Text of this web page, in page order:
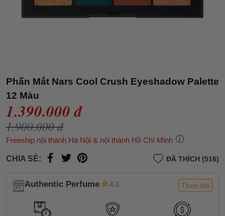
Phấn Mắt Nars Cool Crush Eyeshadow Palette
12 Màu
1.390.000 đ
1.900.000 đ
Freeship nội thành Hà Nội & nội thành Hồ Chí Minh
CHIA SẺ: ĐÃ THÍCH (516)
Authentic Perfume 4.5 Theo dõi